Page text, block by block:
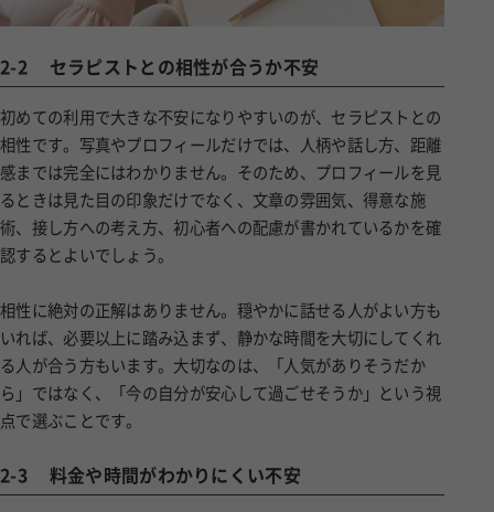
2-2 セラピストとの相性が合うか不安
初めての利用で大きな不安になりやすいのが、セラピストとの
相性です。写真やプロフィールだけでは、人柄や話し方、距離
感までは完全にはわかりません。そのため、プロフィールを見
るときは見た目の印象だけでなく、文章の雰囲気、得意な施
術、接し方への考え方、初心者への配慮が書かれているかを確
認するとよいでしょう。
相性に絶対の正解はありません。穏やかに話せる人がよい方も
いれば、必要以上に踏み込まず、静かな時間を大切にしてくれ
る人が合う方もいます。大切なのは、「人気がありそうだか
ら」ではなく、「今の自分が安心して過ごせそうか」という視
点で選ぶことです。
2-3 料金や時間がわかりにくい不安